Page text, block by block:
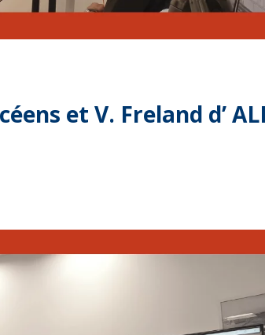
et V. Freland d’